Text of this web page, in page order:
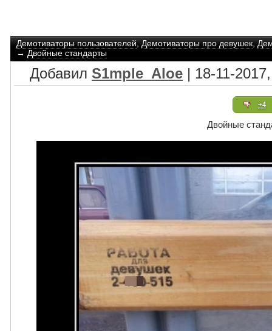
Демотиваторы пользователей,Демотиваторы про девушек,
→ Двойные стандарты
Добавил S1mple_Aloe | 18-11-
+4
Двойные